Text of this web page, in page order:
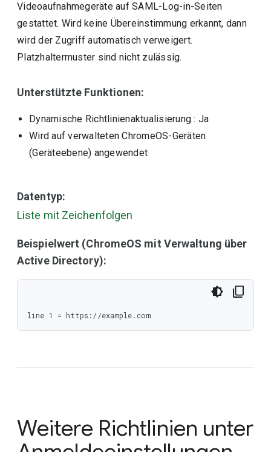
Videoaufnahmegeräte auf SAML-Log-in-Seiten
gestattet. Wird keine Übereinstimmung erkannt, dann
wird der Zugriff automatisch verweigert.
Platzhaltermuster sind nicht zulässig.
Unterstützte Funktionen:
Dynamische Richtlinienaktualisierung : Ja
Wird auf verwalteten ChromeOS-Geräten
(Geräteebene) angewendet
Datentyp:
Liste mit Zeichenfolgen
Beispielwert (ChromeOS mit Verwaltung über
Active Directory):
line 1 = https://example.com
Weitere Richtlinien unter